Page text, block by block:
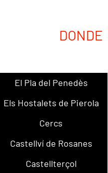
DONDE
El Pla del Penedès
Els Hostalets de Pierola
Cercs
Castellví de Rosanes
Castellterçol